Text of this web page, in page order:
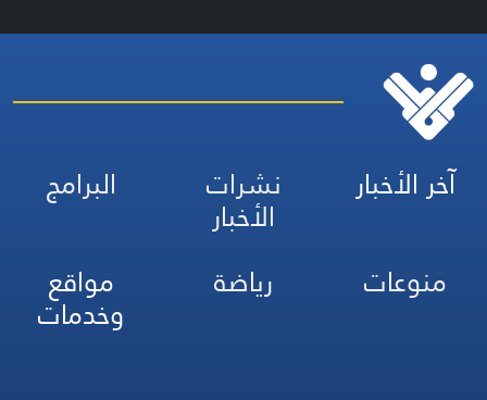
آخر الأخبار نشرات
الأخبار
البرامج
منوعات
رياضة مواقع
وخدمات